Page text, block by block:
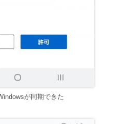
が同期できた